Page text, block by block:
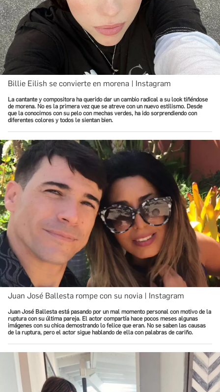
Billie Eilish se convierte en morena | Instagram
La cantante y compositora ha querido dar un cambio radical a su look tiñéndose
de morena. No es la primera vez que se atreve con un nuevo estilismo. Desde
que la conocimos con su pelo con mechas verdes, ha ido sorprendiendo con
diferentes colores y todos le sientan bien.
Juan José Ballesta rompe con su novia | Instagram
Juan José Ballesta está pasando por un mal momento personal con motivo de la
ruptura con su última pareja. El actor compartía hace pocos meses algunas
imágenes con su chica demostrando lo felice que eran. No se saben las causas
de la ruptura, pero el actor sigue hablando de ella con palabras de cariño.